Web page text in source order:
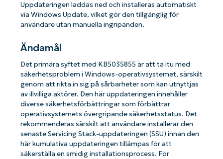
Uppdateringen laddas ned och installeras automatiskt
via Windows Update, vilket gör den tillgänglig för
användare utan manuella ingripanden.
Ändamål
Det primära syftet med KB5035855 är att ta itu med
säkerhetsproblem i Windows-operativsystemet, särskilt
genom att rikta in sig på sårbarheter som kan utnyttjas
av illvilliga aktörer. Den här uppdateringen innehåller
diverse säkerhetsförbättringar som förbättrar
operativsystemets övergripande säkerhetsstatus. Det
rekommenderas särskilt att användare installerar den
senaste Servicing Stack-uppdateringen (SSU) innan den
här kumulativa uppdateringen tillämpas för att
säkerställa en smidig installationsprocess. För